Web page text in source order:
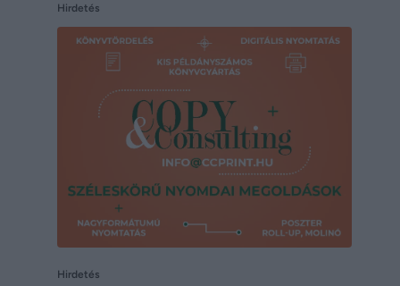
Hirdetés
Hirdetés